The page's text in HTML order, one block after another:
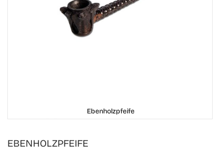
EBENHOLZPFEIFE
Ebenholzpfeife
to